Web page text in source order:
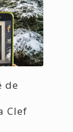
de
Clef